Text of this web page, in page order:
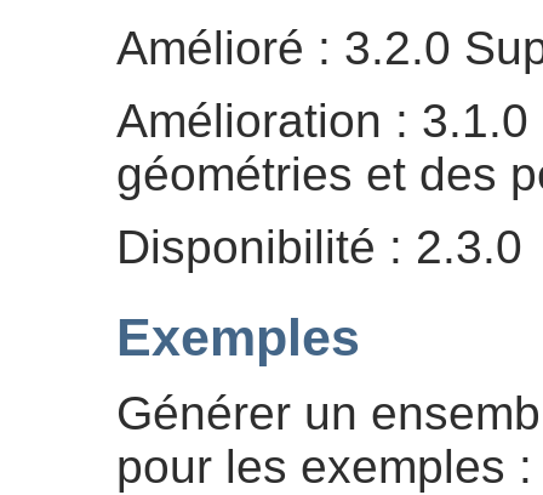
Amélioré : 3.2.0
Amélioration :
géométries et des
Disponibilité : 2.3.0
Exemples
Générer un
pour les exemples :